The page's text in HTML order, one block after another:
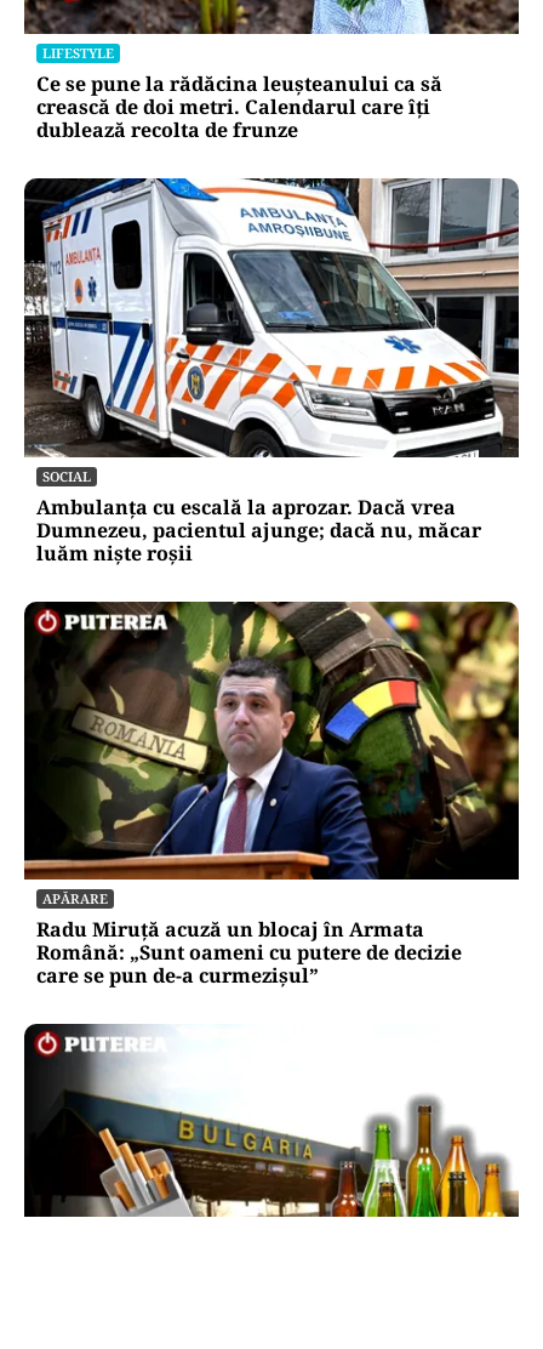
LIFESTYLE
Ce se pune la rădăcina leușteanului ca să
crească de doi metri. Calendarul care îți
dublează recolta de frunze
SOCIAL
Ambulanța cu escală la aprozar. Dacă vrea
Dumnezeu, pacientul ajunge; dacă nu, măcar
luăm niște roșii
APĂRARE
Radu Miruță acuză un blocaj în Armata
Română: „Sunt oameni cu putere de decizie
care se pun de-a curmezișul”